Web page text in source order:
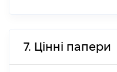
7. Цінні папери